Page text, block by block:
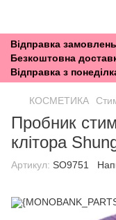
Відправка
Безкоштовна
Відправка з
КОСМЕТИКА
Пробник
клітора
Артикул: SO9751